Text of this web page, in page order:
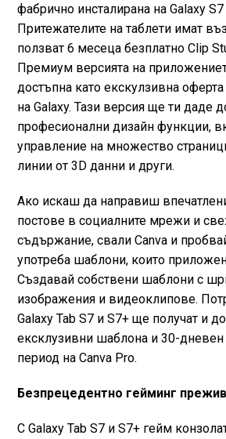
фабрично инсталирана на Galaxy S7
Притежателите на таблети имат
ползват 6 месеца безплатно Clip
Премиум версията на
достъпна като екскулзивна оферта
на Galaxy. Тази версия ще ти даде
професионални дизайн функции,
управление на множество
линии от 3D данни и други.
Ако искаш да направиш
постове в социалните мрежи и
съдържание, свали Canva и
употреба шаблони, които
Създавай собствени шаблони с
изображения и видеоклипове.
Galaxy Tab S7 и S7+ ще получат и
ексклузивни шаблона и 30-дневен
период на Canva Pro.
Безпрецедентно гейминг
С Galaxy Tab S7 и S7+ гейм